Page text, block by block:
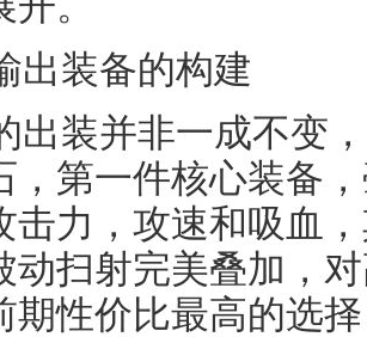
出装备的构建
出装并非一成不变
，第一件核心装备
击力，攻速和吸血
动扫射完美叠加，
期性价比最高的选